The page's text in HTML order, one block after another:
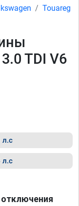
Touareg
TDI V6
л.с
л.с